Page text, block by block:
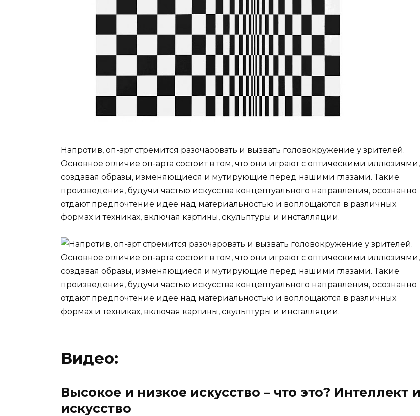
Напротив, оп-арт стремится разочаровать и вызвать головокружение у зрителей.
Основное отличие оп-арта состоит в том, что они играют с оптическими иллюзиями,
создавая образы, изменяющиеся и мутирующие перед нашими глазами. Такие
произведения, будучи частью искусства концептуального направления, осознанно
отдают предпочтение идее над материальностью и воплощаются в различных
формах и техниках, включая картины, скульптуры и инсталляции.
Видео:
Высокое и низкое искусство – что это? Интеллект и
искусство